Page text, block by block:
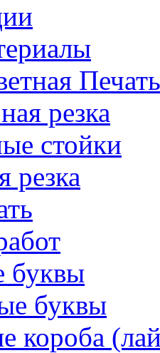
Печать
резка
стойки
резка
буквы
буквы
короба